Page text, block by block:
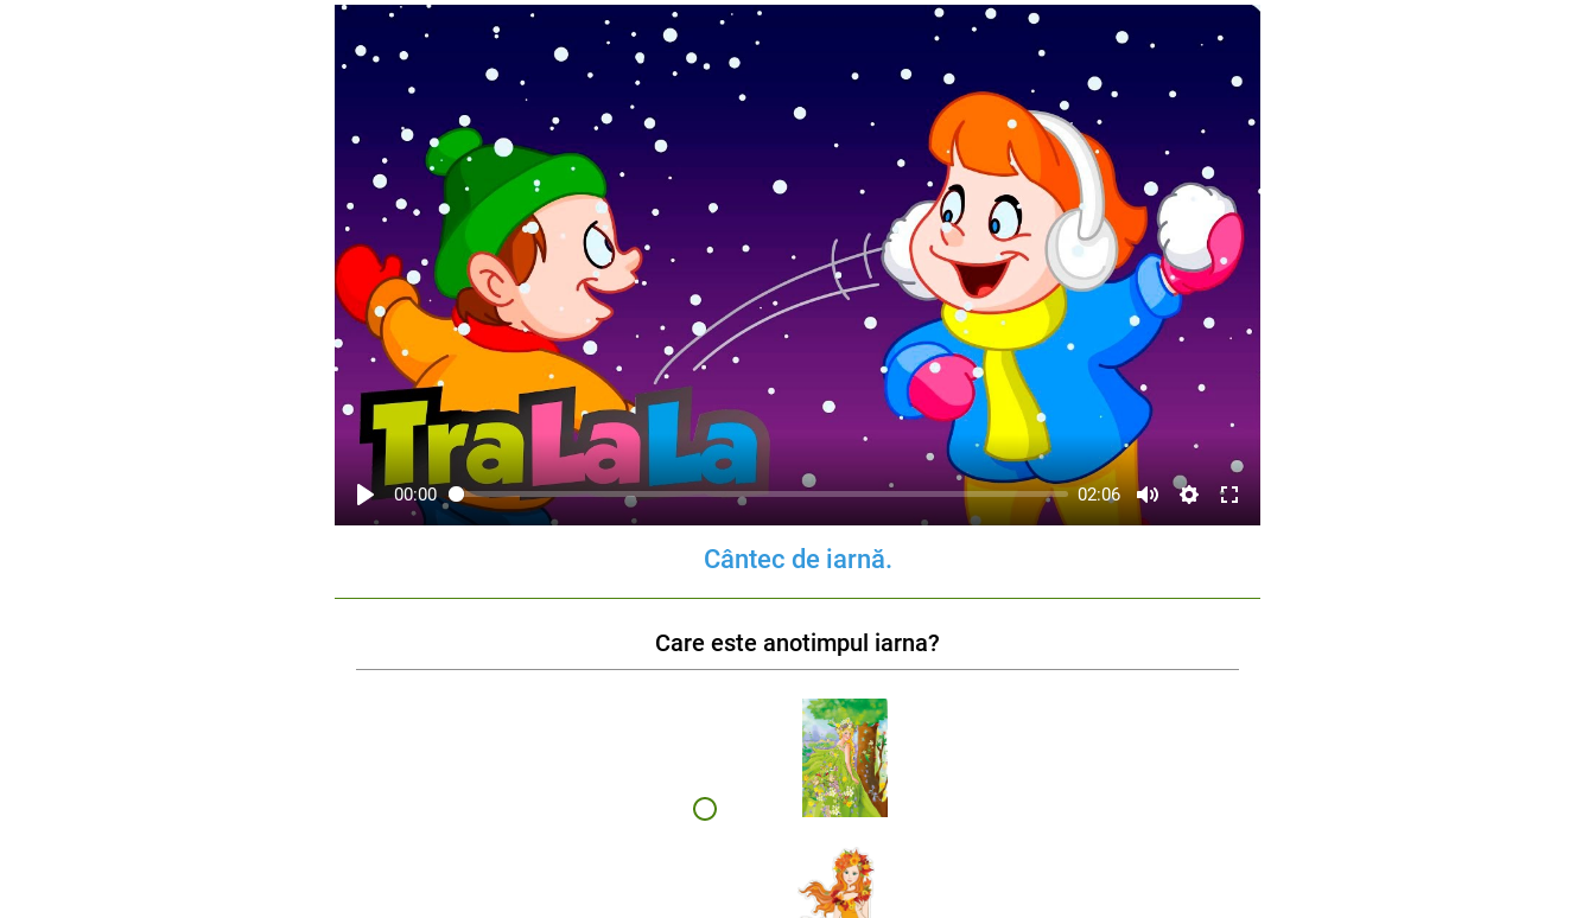
00:00 02:06
Cântec de iarnă.
Care este anotimpul iarna?